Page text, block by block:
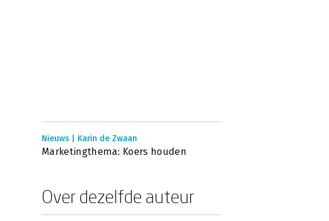
Nieuws | Karin de Zwaan
Marketingthema: Koers houden
Over dezelfde auteur